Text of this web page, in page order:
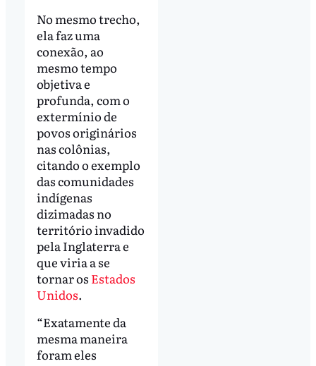
No mesmo trecho,
ela faz uma
conexão, ao
mesmo tempo
objetiva e
profunda, com o
extermínio de
povos originários
nas colônias,
citando o exemplo
das comunidades
indígenas
dizimadas no
território invadido
pela Inglaterra e
que viria a se
tornar os Estados
Unidos.
“Exatamente da
mesma maneira
foram eles